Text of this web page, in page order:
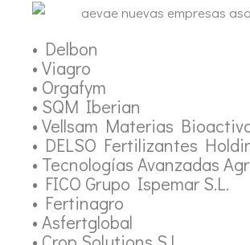
• Delbon
• Viagro
• Orgafym
• SQM Iberian
• Vellsam Materias
• DELSO Fertilizantes
• Tecnologías Avanzadas
• FICO Grupo Ispemar S.L.
• Fertinagro
• Asfertglobal